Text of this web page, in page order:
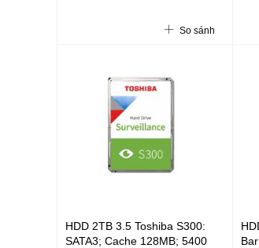
So sánh
HDD 2TB 3.5 Toshiba S300:
SATA3; Cache 128MB; 5400